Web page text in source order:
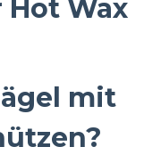
Wax
mit